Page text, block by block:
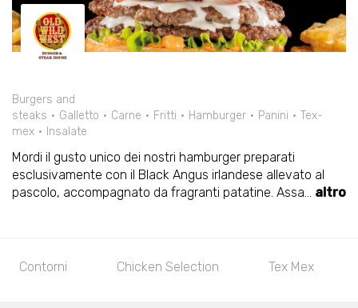
Burgers and
steaks
Galletto Carne Fritti Hamburger Panini
Tex-
mex
Insalate
Mordi il gusto unico dei nostri hamburger preparati
esclusivamente con il Black Angus irlandese allevato al
pascolo, accompagnato da fragranti patatine. Assa... altro
Contorni Chicken Selection Tex Mex